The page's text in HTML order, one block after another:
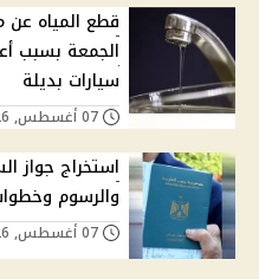
قطع المياه
الجمعة بسبب
سيارات بديلة
والرسوم